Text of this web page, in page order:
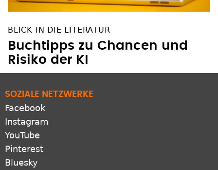
BLICK IN DIE LITERATUR
Buchtipps zu Chancen und
Risiko der KI
SOZIALE NETZWERKE
Facebook
Instagram
YouTube
Pinterest
Bluesky